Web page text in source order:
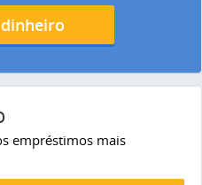
empréstimos mais